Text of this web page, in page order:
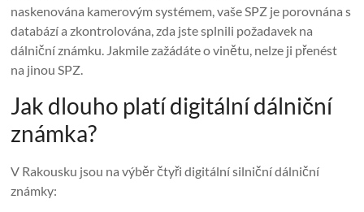
naskenována kamerovým systémem, vaše SPZ je porovnána s
databází a zkontrolována, zda jste splnili požadavek na
dálniční známku. Jakmile zažádáte o vinětu, nelze ji přenést
na jinou SPZ.
Jak dlouho platí digitální dálniční
známka?
V Rakousku jsou na výběr čtyři digitální silniční dálniční
známky: